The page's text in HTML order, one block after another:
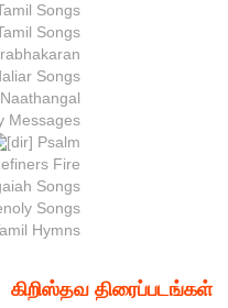
Songs
Songs
Songs
Messages
Psalm
Fire
Songs
Songs
Hymns
கிறிஸ்தவ திரைப்படங்கள்